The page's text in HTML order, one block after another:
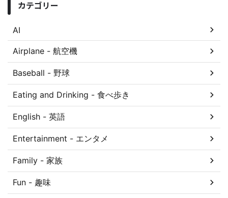
カテゴリー
AI
Airplane - 航空機
Baseball - 野球
Eating and Drinking - 食べ歩き
English - 英語
Entertainment - エンタメ
Family - 家族
Fun - 趣味